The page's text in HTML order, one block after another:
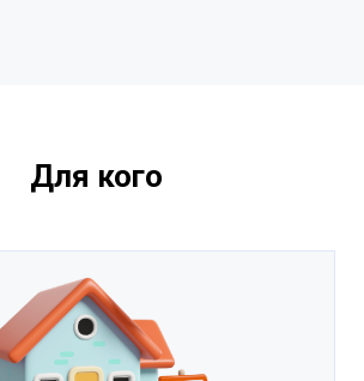
Для кого